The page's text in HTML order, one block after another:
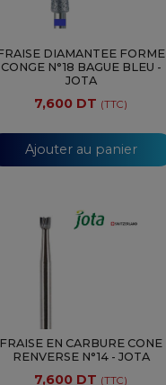
DIAMANTEE FORME
CONGE N°18 BAGUE BLEU -
JOTA
7,600 DT (TTC)
Ajouter au panier
FRAISE EN CARBURE CONE
RENVERSE N°14 - JOTA
7,600 DT (TTC)